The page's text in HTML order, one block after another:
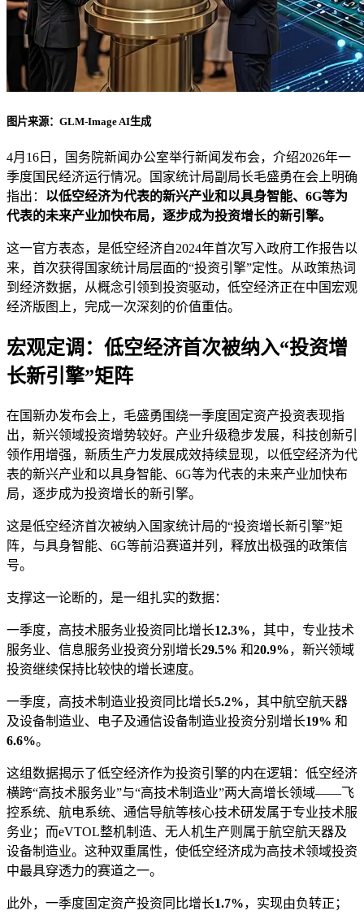
图片来源：GLM-Image AI生成
4月16日，国务院新闻办公室举行新闻发布会，介绍2026年一
季度国民经济运行情况。国家统计局副局长毛盛勇在会上明确
指出： 以低空经济为代表的新兴产业和以具身智能、6G等为
代表的未来产业加快布局，逐步成为投资增长的新引擎。
这一官方表态，是低空经济自2024年首次写入政府工作报告以
来，首次获得国家统计局层面的“投资引擎”定性。从政策热词
到经济数据，从概念引领到投资驱动，低空经济正在中国宏观
经济版图上，完成一次深刻的价值重估。
宏观定调：低空经济首次被纳入“投资增
长新引擎”矩阵
在国新办发布会上，毛盛勇围绕一季度固定资产投资表现指
出，新兴领域投资增势较好。产业升级稳步发展，科技创新引
领作用增强，新质生产力发展成效持续显现，以低空经济为代
表的新兴产业和以具身智能、6G等为代表的未来产业加快布
局，逐步成为投资增长的新引擎。
这是低空经济首次被纳入国家统计局的“投资增长新引擎”矩
阵，与具身智能、6G等前沿赛道并列，释放出极强的政策信
号。
支撑这一论断的，是一组扎实的数据：
一季度，高技术服务业投资同比增长12.3%，其中，专业技术
服务业、信息服务业投资分别增长29.5% 和20.9%，新兴领域
投资继续保持比较快的增长速度。
一季度，高技术制造业投资同比增长5.2%，其中航空航天器
及设备制造业、电子及通信设备制造业投资分别增长19% 和
6.6%。
这组数据揭示了低空经济作为投资引擎的内在逻辑：低空经济
横跨“高技术服务业”与“高技术制造业”两大高增长领域——飞
控系统、航电系统、通信导航等核心技术研发属于专业技术服
务业；而eVTOL整机制造、无人机生产则属于航空航天器及
设备制造业。这种双重属性，使低空经济成为高技术领域投资
中最具穿透力的赛道之一。
此外，一季度固定资产投资同比增长1.7%，实现由负转正；